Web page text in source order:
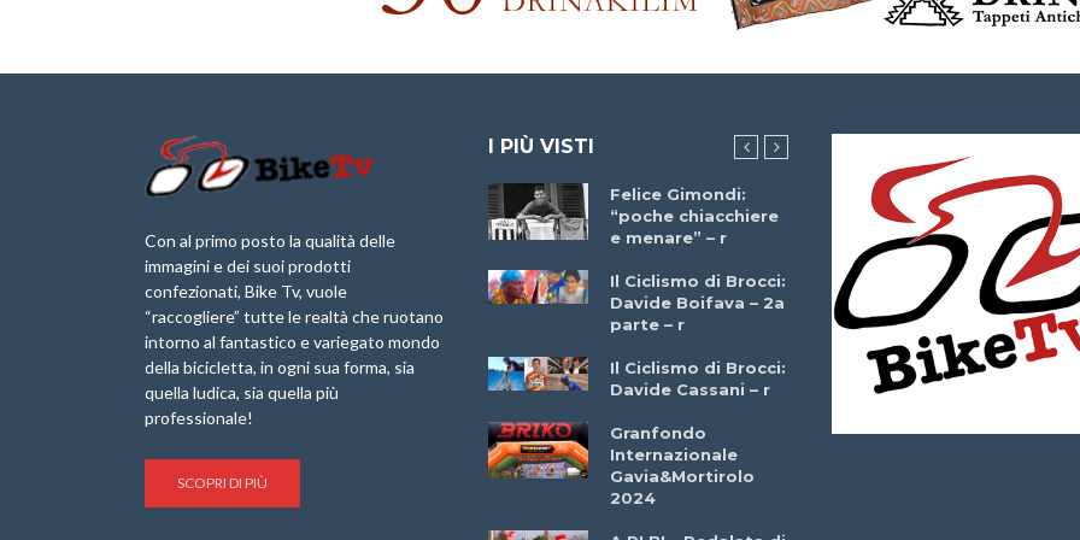
Con al primo posto la qualità delle
immagini e dei suoi prodotti
confezionati, Bike Tv, vuole
“raccogliere” tutte le realtà che ruotano
intorno al fantastico e variegato mondo
della bicicletta, in ogni sua forma, sia
quella ludica, sia quella più
professionale!
SCOPRI DI PIÙ
I PIÙ VISTI
Briko Torino – 11
Maggio 2025 – r
Minerva Edizioni e
Giancarlo Brocci
per “Bartali l’Ultimo
Marathon 2025”
IX Ed. “Tra
Borghi&Castelli” –
Anteprima
1a Edizione
Granfondo
Felice Gimondi:
“poche chiacchiere
e menare” – r
Il Ciclismo di Brocci:
Davide Boifava – 2a
parte – r
Il Ciclismo di Brocci:
Davide Cassani – r
Granfondo
Internazionale
Gavia&Mortirolo
2024
Brocci Incontra
Giuseppe Martinelli
– r
Che cos’è il
triathlon? Con
Simone Diamantini
– r
Marzo 2025 –